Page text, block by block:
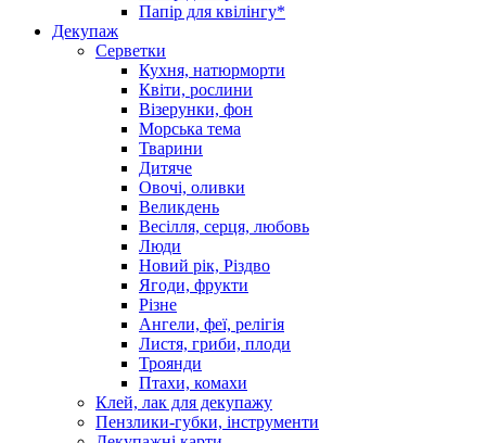
Папір для квілінгу*
Декупаж
Серветки
Кухня, натюрморти
Квіти, рослини
Візерунки, фон
Морська тема
Тварини
Дитяче
Овочі, оливки
Великдень
Весілля, серця, любовь
Люди
Новий рік, Різдво
Ягоди, фрукти
Різне
Ангели, феї, релігія
Листя, гриби, плоди
Троянди
Птахи, комахи
Клей, лак для декупажу
Пензлики-губки, інструменти